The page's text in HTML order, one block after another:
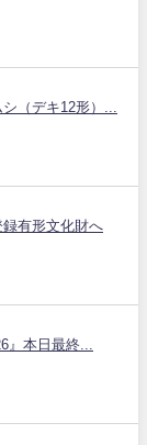
（デキ12形）...
有形文化財へ
』本日最終...